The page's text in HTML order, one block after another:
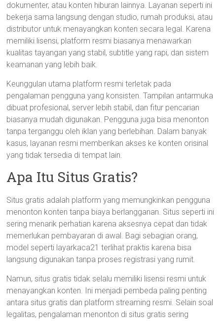
dokumenter, atau konten hiburan lainnya. Layanan seperti ini
bekerja sama langsung dengan studio, rumah produksi, atau
distributor untuk menayangkan konten secara legal. Karena
memiliki lisensi, platform resmi biasanya menawarkan
kualitas tayangan yang stabil, subtitle yang rapi, dan sistem
keamanan yang lebih baik.
Keunggulan utama platform resmi terletak pada
pengalaman pengguna yang konsisten. Tampilan antarmuka
dibuat profesional, server lebih stabil, dan fitur pencarian
biasanya mudah digunakan. Pengguna juga bisa menonton
tanpa terganggu oleh iklan yang berlebihan. Dalam banyak
kasus, layanan resmi memberikan akses ke konten orisinal
yang tidak tersedia di tempat lain.
Apa Itu Situs Gratis?
Situs gratis adalah platform yang memungkinkan pengguna
menonton konten tanpa biaya berlangganan. Situs seperti ini
sering menarik perhatian karena aksesnya cepat dan tidak
memerlukan pembayaran di awal. Bagi sebagian orang,
model seperti layarkaca21 terlihat praktis karena bisa
langsung digunakan tanpa proses registrasi yang rumit.
Namun, situs gratis tidak selalu memiliki lisensi resmi untuk
menayangkan konten. Ini menjadi pembeda paling penting
antara situs gratis dan platform streaming resmi. Selain soal
legalitas, pengalaman menonton di situs gratis sering